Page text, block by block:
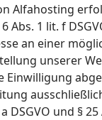
Alfahosting
Abs. 1 lit. f
an einer
unserer
Einwilligung
DSGVO und § 25